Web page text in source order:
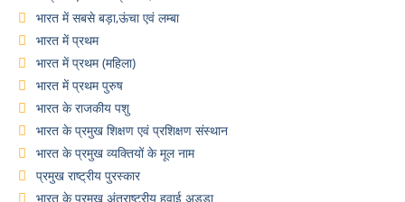
भारत में सबसे बड़ा,ऊंचा एवं लम्बा
भारत में प्रथम
भारत में प्रथम (महिला)
भारत में प्रथम पुरुष
भारत के राजकीय पशु
भारत के प्रमुख शिक्षण एवं प्रशिक्षण संस्थान
भारत के प्रमुख व्यक्तियों के मूल नाम
प्रमुख राष्ट्रीय पुरस्कार
भारत के प्रमुख अंतराष्ट्रीय हवाई अड्डा